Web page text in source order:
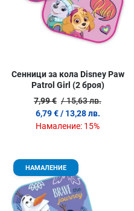
Сенници за кола Disney Paw
Patrol Girl (2 броя)
7,99 € / 15,63 лв.
6,79 € / 13,28 лв.
Намаление: 15%
НАМАЛЕНИЕ